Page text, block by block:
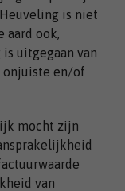
is niet
aard ook,
uitgegaan van
onjuiste en/of
mocht zijn
van